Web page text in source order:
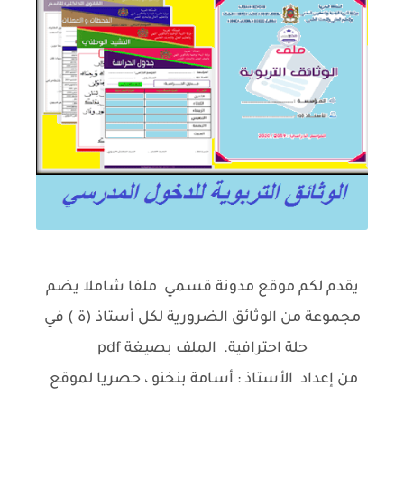
يقدم لكم موقع مدونة قسمي ملفا شاملا يضم
مجموعة من الوثائق الضرورية لكل أستاذ (ة ) في
حلة احترافية. الملف بصيغة pdf
من إعداد الأستاذ : أسامة بنخنو ، حصريا لموقع